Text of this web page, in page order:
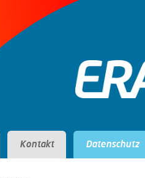
Kontakt Datenschutz